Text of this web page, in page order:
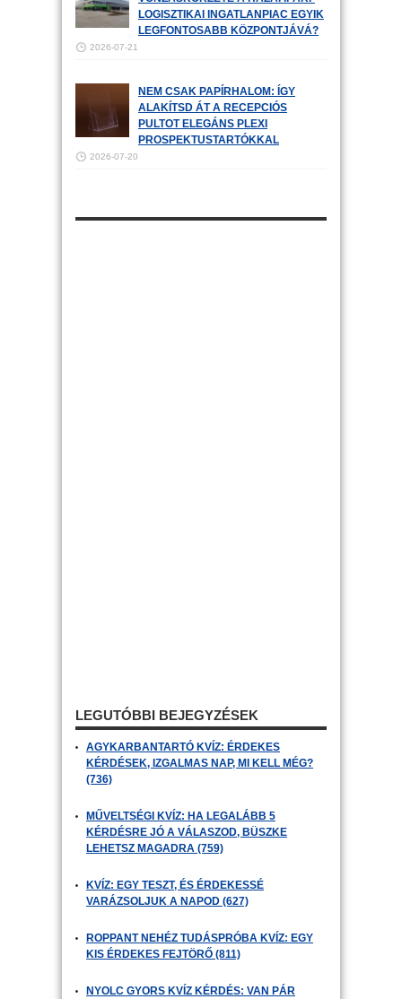
LOGISZTIKAI INGATLANPIAC EGYIK
LEGFONTOSABB KÖZPONTJÁVÁ?
2026-07-21
NEM CSAK PAPÍRHALOM: ÍGY
ALAKÍTSD ÁT A RECEPCIÓS
PULTOT ELEGÁNS PLEXI
PROSPEKTUSTARTÓKKAL
2026-07-20
LEGUTÓBBI BEJEGYZÉSEK
AGYKARBANTARTÓ KVÍZ: ÉRDEKES
KÉRDÉSEK, IZGALMAS NAP, MI KELL MÉG?
(736)
MŰVELTSÉGI KVÍZ: HA LEGALÁBB 5
KÉRDÉSRE JÓ A VÁLASZOD, BÜSZKE
LEHETSZ MAGADRA (759)
KVÍZ: EGY TESZT, ÉS ÉRDEKESSÉ
VARÁZSOLJUK A NAPOD (627)
ROPPANT NEHÉZ TUDÁSPRÓBA KVÍZ: EGY
KIS ÉRDEKES FEJTÖRŐ (811)
NYOLC GYORS KVÍZ KÉRDÉS: VAN PÁR